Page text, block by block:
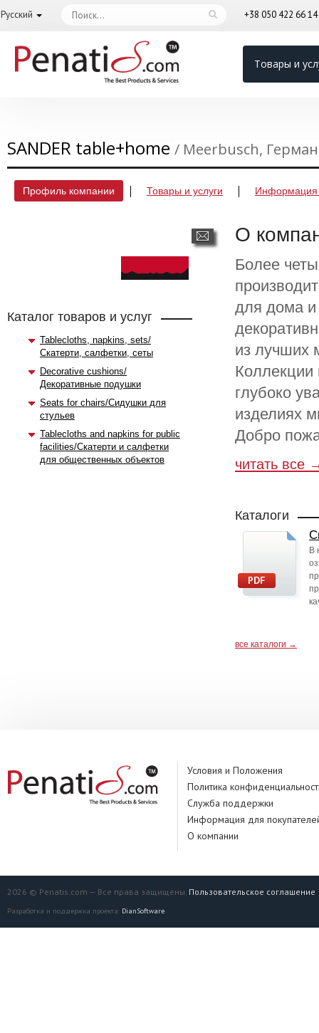
Русский +38 050 422 66 14
Товары и
SANDER table+home / Meerbusch,
Профиль компании Товары и услуги Информация
Каталог товаров и услуг
Tablecloths, napkins, sets/
Скатерти, салфетки, сеты
Decorative cushions/
Декоративные подушки
Seats for chairs/Сидушки для
стульев
Tablecloths and napkins for public
facilities/Скатерти и салфетки
для общественных объектов
О
Более
для дома и
из лучших
глубоко
изделиях
Добро
читать все
Каталоги
В
все каталоги →
Условия и Положения
Политика
Служба поддержки
Информация для
О компании
2026 © Penatis.com — Все права защищены. Пользовательское соглашение
Разработка и поддержка проекта: DianSoftware